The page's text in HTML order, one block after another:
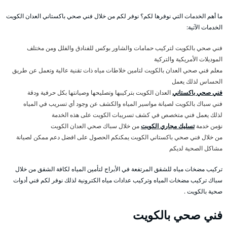
ما أهم الخدمات التي نوفرها لكم؟ نوفر لكم من خلال فني صحي باكستاني العدان الكويت
الخدمات الآتية:
فني صحي بالكويت لتركيب حمامات والشاور بوكس للفنادق والفلل ومن مختلف
الموديلات الأمريكية والتركية
معلم فني صحي العدان بالكويت لتامين خلاطات مياه ذات تقنية عالية وتعمل عن طريق
الحساس لذلك يعمل
فني صحي باكستانيالعدان الكويت بتركيبها وتصليحها وصيانتها بكل حرفية ودقة
فني سباك بالكويت لصيانة مواسير المياه والكشف عن وجود أي تسريب في المياه
لذلك يعمل فني متخصص في كشف تسريبات الكويت على هذه الخدمة
نؤمن خدمةتسليك مجاري الكويتمن خلال سباك صحي العدان الكويت
من خلال فني صحي باكستاني الكويت يمكنكم الحصول على افضل دعم ممكن لصيانة
مشاكل الصحية لديكم
تركيب مضخات مياه للشقق المرتفعة في الأبراج لتأمين المياه لكافة الشقق من خلال
سباك تركيب مضخات المياه وتركيب عدادات مياه الكترونية لذلك نوفر لكم فني أدوات
صحية بالكويت .
فني صحي بالكويت